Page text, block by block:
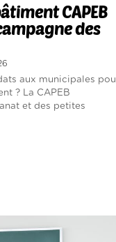
CAPEB
des
aux municipales
? La CAPEB
et des petites